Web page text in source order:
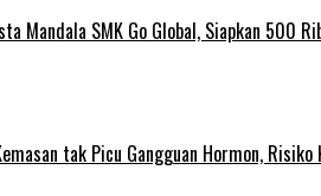
Mandala SMK Go Global, Siapkan 500
tak Picu Gangguan Hormon, Risiko